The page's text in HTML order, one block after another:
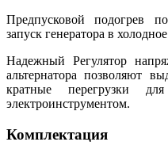
Предпусковой подогрев
запуск генератора в
Надежный Регулятор
альтернатора позволяют
кратные перегрузки
электроинструментом.
Комплектация